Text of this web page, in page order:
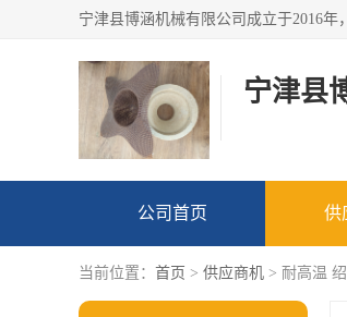
宁津县
公司首页 供
当前位置： 首页 > 供应商机 > 耐高温